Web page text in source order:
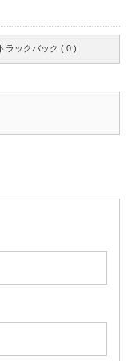
トラックバック ( 0 )